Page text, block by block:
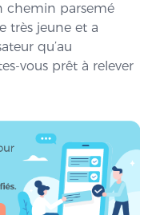
chemin parsemé
très jeune et a
qu’au
vous prêt à relever